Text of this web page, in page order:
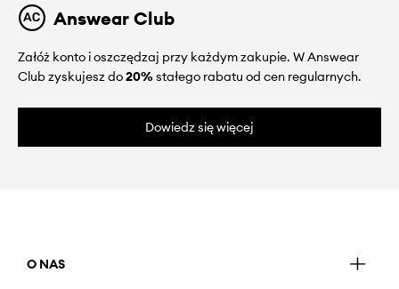
Answear Club
Załóż konto i oszczędzaj przy każdym zakupie. W Answear
Club zyskujesz do20%stałego rabatu od cen regularnych.
Dowiedz się więcej
O NAS